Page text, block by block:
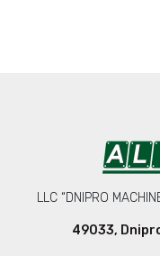
LLC “DNIPRO
49033,